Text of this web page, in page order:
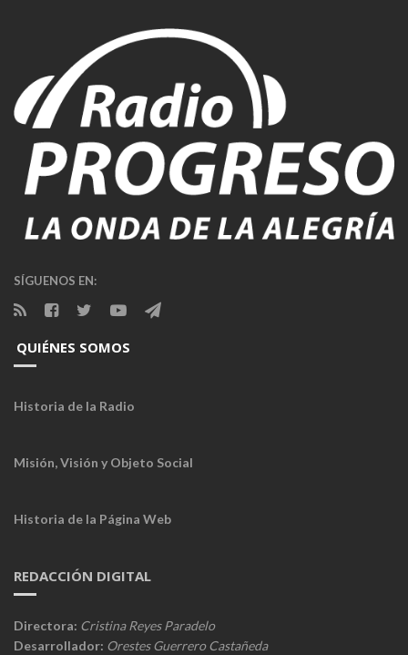
SÍGUENOS EN:
QUIÉNES SOMOS
Historia de la Radio
Misión, Visión y Objeto Social
Historia de la Página Web
REDACCIÓN DIGITAL
Directora: Cristina Reyes Paradelo
Desarrollador: Orestes Guerrero Castañeda